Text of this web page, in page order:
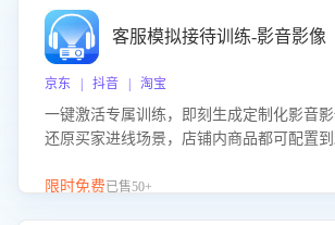
客服模拟接待训练-影音影像
京东 | 抖音 | 淘宝
一键激活专属训练，即刻生成定制化影音
还原买家进线场景，店铺内商品都可配置
击 “立即开通”，快速获取影音影像类目剧
限时免费已售50+